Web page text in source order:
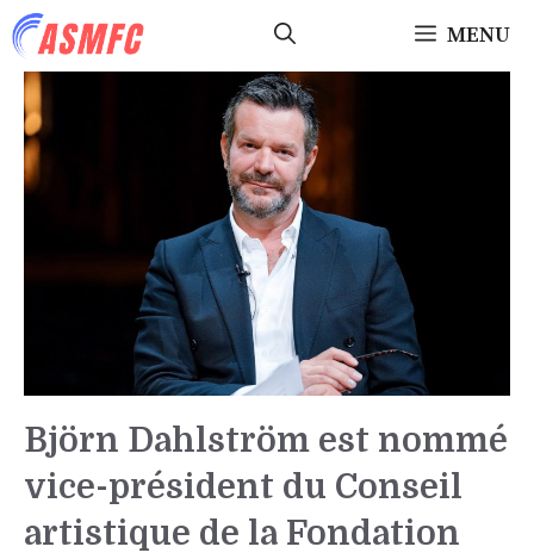
Aller
au
contenu
MENU
Björn Dahlström est nommé
vice-président du Conseil
artistique de la Fondation